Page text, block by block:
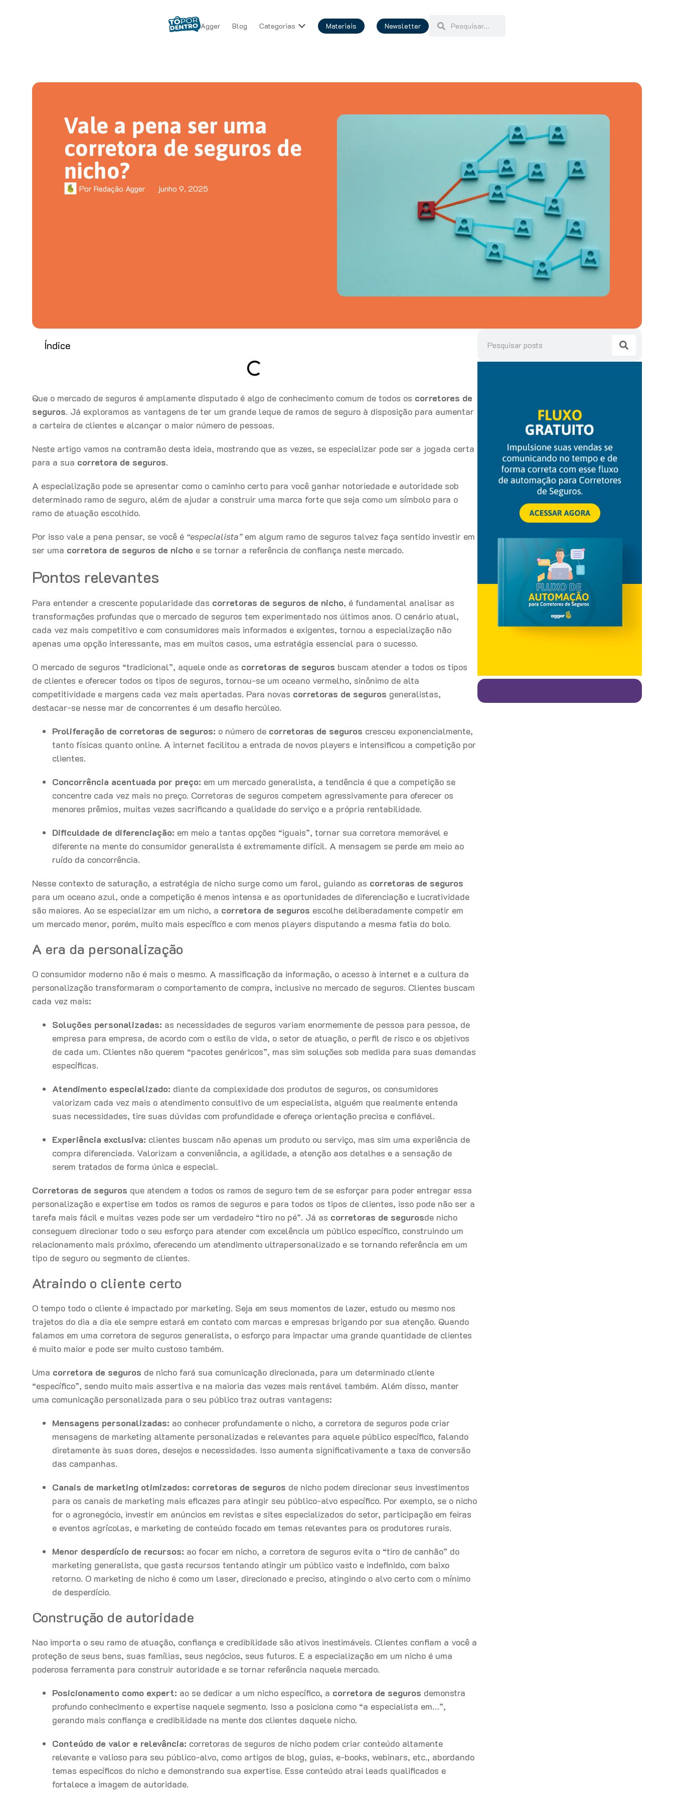
Agger Blog Categorias Materiais Newsletter
Vale a pena ser uma
corretora de seguros de
nicho?
PorRedação Agger junho 9, 2025
Índice
Que o mercado de seguros é amplamente disputado é algo de conhecimento comum de todos os corretores de
seguros. Já exploramos as vantagens de ter um grande leque de ramos de seguro à disposição para aumentar
a carteira de clientes e alcançar o maior número de pessoas.
Neste artigo vamos na contramão desta ideia, mostrando que as vezes, se especializar pode ser a jogada certa
para a sua corretora de seguros.
A especialização pode se apresentar como o caminho certo para você ganhar notoriedade e autoridade sob
determinado ramo de seguro, além de ajudar a construir uma marca forte que seja como um símbolo para o
ramo de atuação escolhido.
Por isso vale a pena pensar, se você é “especialista”em algum ramo de seguros talvez faça sentido investir em
ser uma corretora de seguros de nicho e se tornar a referência de confiança neste mercado.
Pontos relevantes
Para entender a crescente popularidade das corretoras de seguros de nicho, é fundamental analisar as
transformações profundas que o mercado de seguros tem experimentado nos últimos anos. O cenário atual,
cada vez mais competitivo e com consumidores mais informados e exigentes, tornou a especialização não
apenas uma opção interessante, mas em muitos casos, uma estratégia essencial para o sucesso.
O mercado de seguros “tradicional”, aquele onde as corretoras de seguros buscam atender a todos os tipos
de clientes e oferecer todos os tipos de seguros, tornou-se um oceano vermelho, sinônimo de alta
competitividade e margens cada vez mais apertadas. Para novas corretoras de seguros generalistas,
destacar-se nesse mar de concorrentes é um desafio hercúleo.
Proliferação de corretoras de seguros: o número de corretoras de seguros cresceu exponencialmente,
tanto físicas quanto online. A internet facilitou a entrada de novos players e intensificou a competição por
clientes.
Concorrência acentuada por preço: em um mercado generalista, a tendência é que a competição se
concentre cada vez mais no preço. Corretoras de seguros competem agressivamente para oferecer os
menores prêmios, muitas vezes sacrificando a qualidade do serviço e a própria rentabilidade.
Dificuldade de diferenciação: em meio a tantas opções “iguais”, tornar sua corretora memorável e
diferente na mente do consumidor generalista é extremamente difícil. A mensagem se perde em meio ao
ruído da concorrência.
Nesse contexto de saturação, a estratégia de nicho surge como um farol, guiando as corretoras de seguros
para um oceano azul, onde a competição é menos intensa e as oportunidades de diferenciação e lucratividade
são maiores. Ao se especializar em um nicho, a corretora de seguros escolhe deliberadamente competir em
um mercado menor, porém, muito mais específico e com menos players disputando a mesma fatia do bolo.
A era da personalização
O consumidor moderno não é mais o mesmo. A massificação da informação, o acesso à internet e a cultura da
personalização transformaram o comportamento de compra, inclusive no mercado de seguros. Clientes buscam
cada vez mais:
Soluções personalizadas: as necessidades de seguros variam enormemente de pessoa para pessoa, de
empresa para empresa, de acordo com o estilo de vida, o setor de atuação, o perfil de risco e os objetivos
de cada um. Clientes não querem “pacotes genéricos”, mas sim soluções sob medida para suas demandas
específicas.
Atendimento especializado: diante da complexidade dos produtos de seguros, os consumidores
valorizam cada vez mais o atendimento consultivo de um especialista, alguém que realmente entenda
suas necessidades, tire suas dúvidas com profundidade e ofereça orientação precisa e confiável.
Experiência exclusiva: clientes buscam não apenas um produto ou serviço, mas sim uma experiência de
compra diferenciada. Valorizam a conveniência, a agilidade, a atenção aos detalhes e a sensação de
serem tratados de forma única e especial.
Corretoras de seguros que atendem a todos os ramos de seguro tem de se esforçar para poder entregar essa
personalização e expertise em todos os ramos de seguros e para todos os tipos de clientes, isso pode não ser a
tarefa mais fácil e muitas vezes pode ser um verdadeiro “tiro no pé”. Já as corretoras de segurosde nicho
conseguem direcionar todo o seu esforço para atender com excelência um público específico, construindo um
relacionamento mais próximo, oferecendo um atendimento ultrapersonalizado e se tornando referência em um
tipo de seguro ou segmento de clientes.
Atraindo o cliente certo
O tempo todo o cliente é impactado por marketing. Seja em seus momentos de lazer, estudo ou mesmo nos
trajetos do dia a dia ele sempre estará em contato com marcas e empresas brigando por sua atenção. Quando
falamos em uma corretora de seguros generalista, o esforço para impactar uma grande quantidade de clientes
é muito maior e pode ser muito custoso também.
Uma corretora de seguros de nicho fará sua comunicação direcionada, para um determinado cliente
“específico”, sendo muito mais assertiva e na maioria das vezes mais rentável também. Além disso, manter
uma comunicação personalizada para o seu público traz outras vantagens:
Mensagens personalizadas: ao conhecer profundamente o nicho, a corretora de seguros pode criar
mensagens de marketing altamente personalizadas e relevantes para aquele público específico, falando
diretamente às suas dores, desejos e necessidades. Isso aumenta significativamente a taxa de conversão
das campanhas.
Canais de marketing otimizados: corretoras de seguros de nicho podem direcionar seus investimentos
para os canais de marketing mais eficazes para atingir seu público-alvo específico. Por exemplo, se o nicho
for o agronegócio, investir em anúncios em revistas e sites especializados do setor, participação em feiras
e eventos agrícolas, e marketing de conteúdo focado em temas relevantes para os produtores rurais.
Menor desperdício de recursos: ao focar em nicho, a corretora de seguros evita o “tiro de canhão” do
marketing generalista, que gasta recursos tentando atingir um público vasto e indefinido, com baixo
retorno. O marketing de nicho é como um laser, direcionado e preciso, atingindo o alvo certo com o mínimo
de desperdício.
Construção de autoridade
Nao importa o seu ramo de atuação, confiança e credibilidade são ativos inestimáveis. Clientes confiam a você a
proteção de seus bens, suas famílias, seus negócios, seus futuros. E a especialização em um nicho é uma
poderosa ferramenta para construir autoridade e se tornar referência naquele mercado.
Posicionamento como expert: ao se dedicar a um nicho específico, a corretora de seguros demonstra
profundo conhecimento e expertise naquele segmento. Isso a posiciona como “a especialista em…”,
gerando mais confiança e credibilidade na mente dos clientes daquele nicho.
Conteúdo de valor e relevância: corretoras de seguros de nicho podem criar conteúdo altamente
relevante e valioso para seu público-alvo, como artigos de blog, guias, e-books, webinars, etc., abordando
temas específicos do nicho e demonstrando sua expertise. Esse conteúdo atrai leads qualificados e
fortalece a imagem de autoridade.